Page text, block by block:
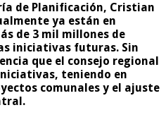
de Planificación, Cristian
ya están en
de 3 mil millones de
iniciativas futuras. Sin
que el consejo regional
teniendo en
comunales y el ajuste